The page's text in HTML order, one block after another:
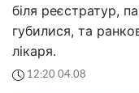
біля реєстратур,
губилися, та
лікаря.
12:20 04.08